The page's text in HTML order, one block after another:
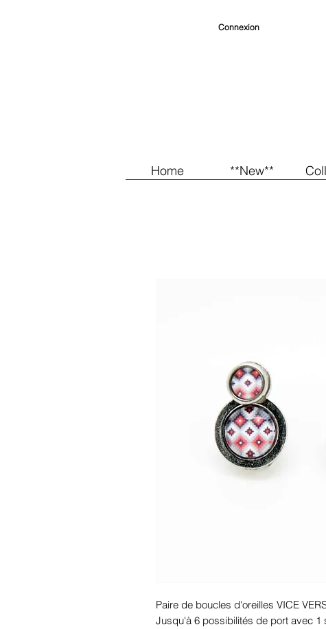
Home **New**
Connexion
Paire de boucles d'oreilles VICE
Jusqu'à 6 possibilités de port avec 1